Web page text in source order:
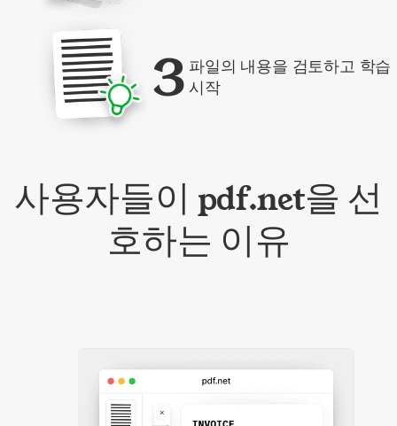
3 파일의 내용을 검토하고 학습
시작
사용자들이 pdf.net을 선
호하는 이유